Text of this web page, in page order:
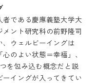
者である慶應義塾大学大
ント研究科の前野隆司
ウェルビーイングは
のよい状態＝幸福」、
を包み込む概念だと説
イングが入ってきてい